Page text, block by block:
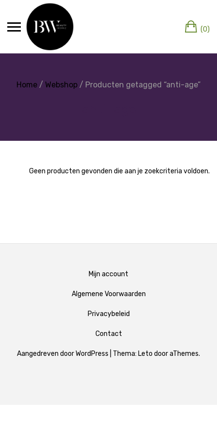
(0)
Home / Webshop / Producten getagged “anti-age”
Geen producten gevonden die aan je zoekcriteria voldoen.
Mijn account
Algemene Voorwaarden
Privacybeleid
Contact
Aangedreven door WordPress Thema: Leto door aThemes.